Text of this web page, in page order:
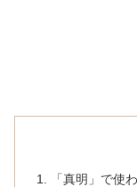
「真明」で使